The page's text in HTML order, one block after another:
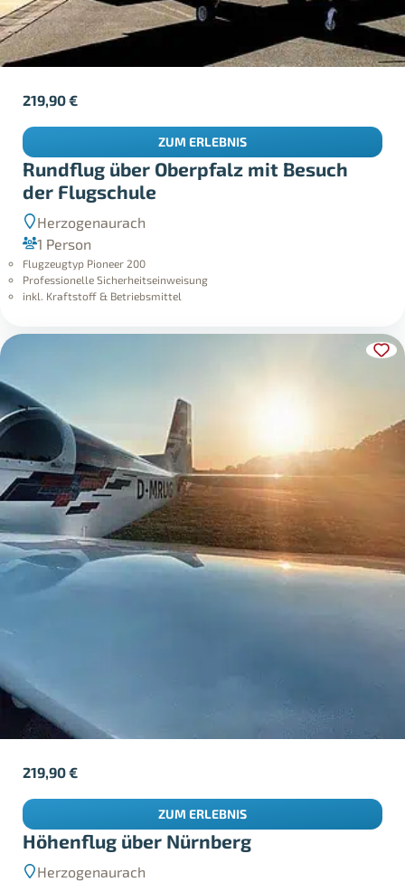
Rundflug über Oberpfalz mit Besuch
der Flugschule
Herzogenaurach
1 Person
Flugzeugtyp Pioneer 200
Professionelle Sicherheitseinweisung
inkl. Kraftstoff & Betriebsmittel
219,90€
ZUM ERLEBNIS
Höhenflug über Nürnberg
Herzogenaurach
219,90€
ZUM ERLEBNIS